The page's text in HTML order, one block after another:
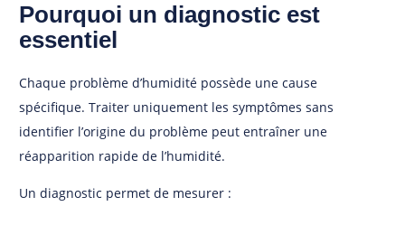
Pourquoi un diagnostic est
essentiel
Chaque problème d’humidité possède une cause
spécifique. Traiter uniquement les symptômes sans
identifier l’origine du problème peut entraîner une
réapparition rapide de l’humidité.
Un diagnostic permet de mesurer :